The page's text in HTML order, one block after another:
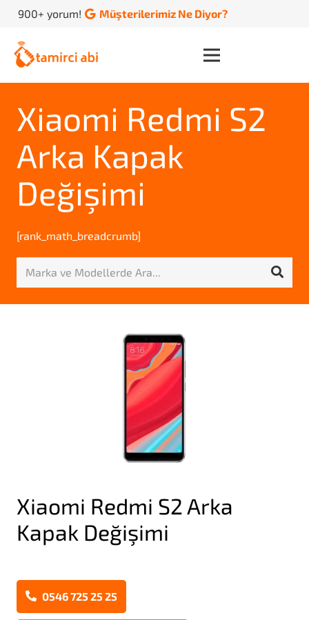
900+ yorum! Müşterilerimiz Ne Diyor?
Xiaomi Redmi S2
Arka Kapak
Değişimi
[rank_math_breadcrumb]
Xiaomi Redmi S2 Arka
Kapak Değişimi
0546 725 25 25